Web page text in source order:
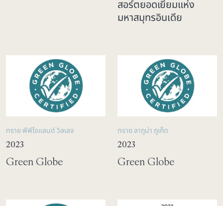
สอร์ตยอดเยี่ยมแห่ง
มหาสมุทรอินเดีย
ทราย พีพีไอแลนด์ วิลเลจ
2023
Green Globe
ทราย ลากูน่า ภูเก็ต
2023
Green Globe